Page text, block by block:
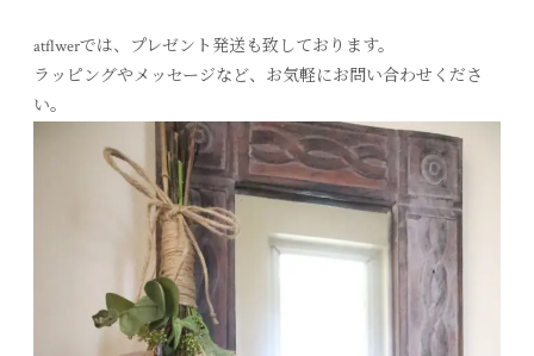
atflwerでは、プレゼント発送も致しております。
ラッピングやメッセージなど、お気軽にお問い合わせくださ
い。